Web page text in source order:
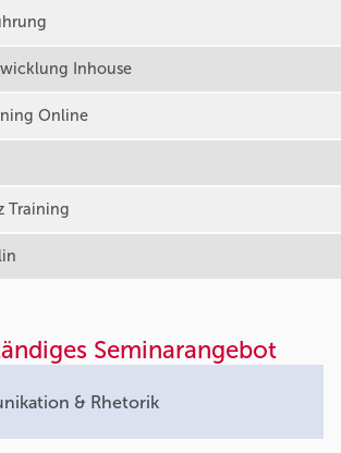
Inhouse
Online
Training
Seminarangebot
& Rhetorik